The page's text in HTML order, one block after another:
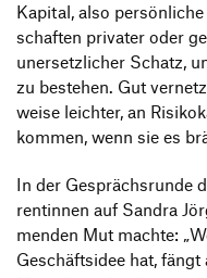
Kapital, also
schaften privater oder
uner­setz­li­cher Schatz,
zu bestehen. Gut
weise leichter, an
kommen, wenn sie es
In der Gesprächs­runde
ren­tinnen auf Sandra
menden Mut machte: „
Geschäfts­idee hat,